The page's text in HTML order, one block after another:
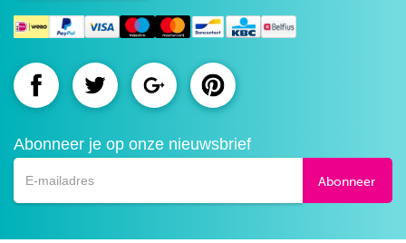
Route.nl
Facebook
Route.nlRoute.nlRoute.nl
Abonneer je op onze nieuwsbrief
Abonneer